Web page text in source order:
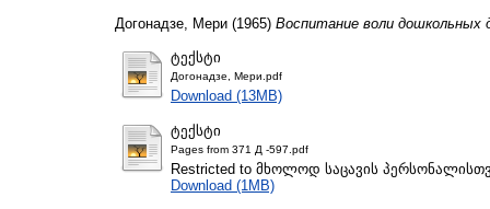
Догонадзе, Мери (1965) Воспитание воли дошкольных
ტექსტი
Догонадзе, Мери.pdf
Download (13MB)
ტექსტი
Pages from 371 Д -597.pdf
Restricted to მხოლოდ საცავის
Download (1MB)